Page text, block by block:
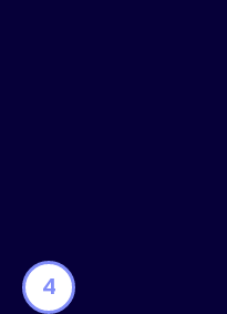
4